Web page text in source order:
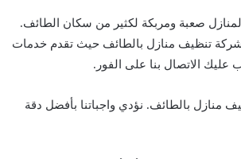
صعبة ومربكة لكثير من سكان الطائف.
تنظيف منازل بالطائف حيث تقدم خدمات
عليك الاتصال بنا على الفور.
منازل بالطائف. نؤدي واجباتنا بأفضل دقة